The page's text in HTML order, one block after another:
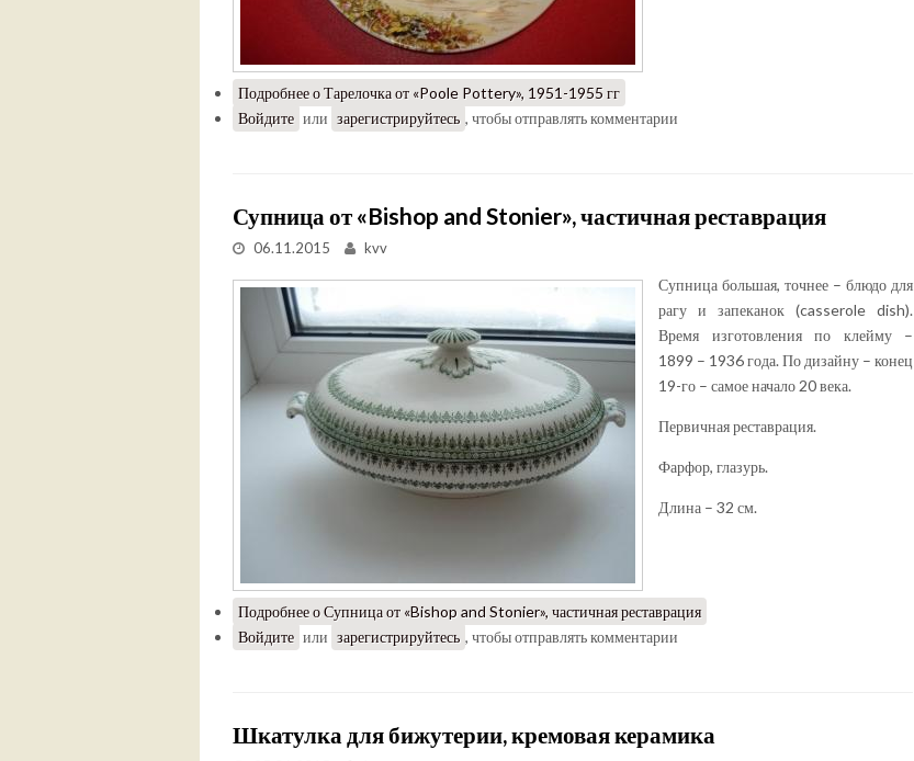
Подробнеео Тарелочка от «Poole Pottery», 1951-1955 гг
Войдите или зарегистрируйтесь , чтобы отправлять комментарии
Супница от «Bishop and Stonier», частичная реставрация
06.11.2015 kvv
Супница большая, точнее – блюдо для
рагу и запеканок (casserole dish).
Время изготовления по клейму –
1899 – 1936 года. По дизайну – конец
19-го – самое начало 20 века.
Первичная реставрация.
Фарфор, глазурь.
Длина – 32 см.
Подробнеео Супница от «Bishop and Stonier», частичная реставрация
Войдите или зарегистрируйтесь , чтобы отправлять комментарии
Шкатулка для бижутерии, кремовая керамика